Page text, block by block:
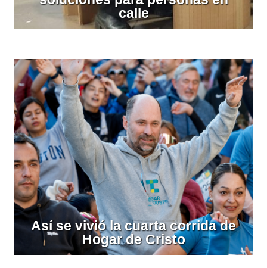
calle
Así se vivió la cuarta corrida de
Hogar de Cristo